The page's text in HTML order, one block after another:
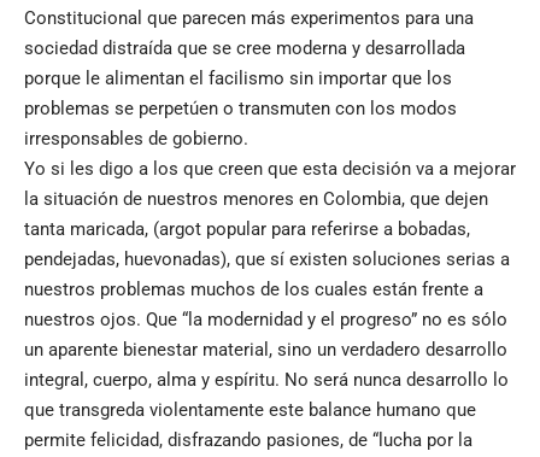
Constitucional que parecen más experimentos para una
sociedad distraída que se cree moderna y desarrollada
porque le alimentan el facilismo sin importar que los
problemas se perpetúen o transmuten con los modos
irresponsables de gobierno.
Yo si les digo a los que creen que esta decisión va a mejorar
la situación de nuestros menores en Colombia, que dejen
tanta maricada, (argot popular para referirse a bobadas,
pendejadas, huevonadas), que sí existen soluciones serias a
nuestros problemas muchos de los cuales están frente a
nuestros ojos. Que “la modernidad y el progreso” no es sólo
un aparente bienestar material, sino un verdadero desarrollo
integral, cuerpo, alma y espíritu. No será nunca desarrollo lo
que transgreda violentamente este balance humano que
permite felicidad, disfrazando pasiones, de “lucha por la